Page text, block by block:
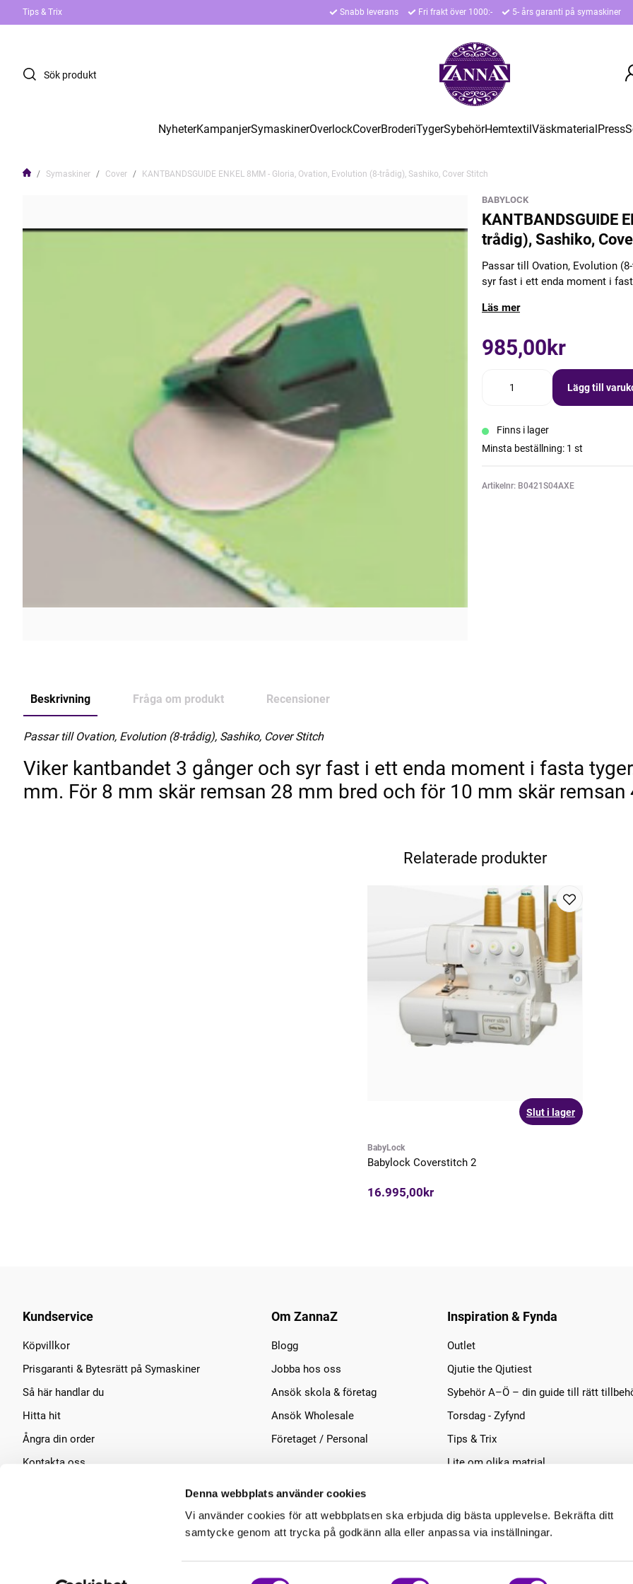
Denna webbplats använder cookies
Vi använder cookies för att webbplatsen ska erbjuda dig bästa upplevelse. Bekräfta ditt
samtycke genom att trycka på godkänn alla eller anpassa via inställningar.
Samtyckesval
Tips & Trix Snabb leverans Fri frakt över 1000:- 5- års garanti på symaskiner
NyheterKampanjerSymaskinerOverlockCoverBroderiTygerSybehörHemtextilVäskmaterialPress
Symaskiner Cover KANTBANDSGUIDE ENKEL 8MM - Gloria, Ovation, Evolution (8-trådig), Sashiko, Cover Stitch
BABYLOCK
KANTBANDSGUIDE
trådig), Sashiko,
Passar till Ovation, Evolution
syr fast i ett enda moment i
Läs mer
985,00kr
Lägg till
Finns i lager
Minsta beställning: 1 st
Artikelnr: B0421S04AXE
Beskrivning Fråga om produkt Recensioner
Passar till Ovation, Evolution (8-trådig), Sashiko, Cover Stitch
Viker kantbandet 3 gånger och syr fast i ett enda moment i fasta
mm. För 8 mm skär remsan 28 mm bred och för 10 mm skär remsan
Relaterade produkter
Slut i lager
BabyLock
Babylock Coverstitch 2
16.995,00kr
Kundservice
Köpvillkor
Prisgaranti & Bytesrätt på Symaskiner
Så här handlar du
Hitta hit
Ångra din order
Kontakta oss
Om ZannaZ
Blogg
Jobba hos oss
Ansök skola & företag
Ansök Wholesale
Företaget / Personal
Inspiration & Fynda
Outlet
Qjutie the Qjutiest
Sybehör A–Ö – din guide till rätt
Torsdag - Zyfynd
Tips & Trix
Lite om olika matrial